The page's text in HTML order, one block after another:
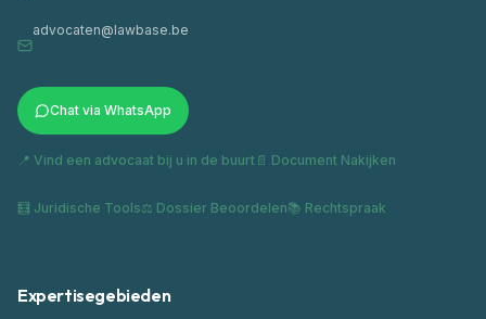
advocaten@lawbase.be
Chat via WhatsApp
📍 Vind een advocaat bij u in de buurt 📄 Document Nakijken
🧮 Juridische Tools⚖️ Dossier Beoordelen📚 Rechtspraak
Expertisegebieden